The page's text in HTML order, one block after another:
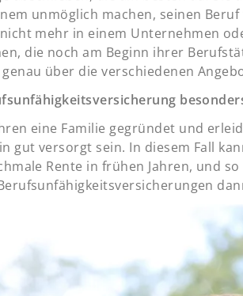
unmöglich machen, seinen
mehr in einem Unternehmen
die noch am Beginn ihrer
über die verschiedenen
eine Familie gegründet und
gut versorgt sein. In diesem Fall
Rente in frühen Jahren, und